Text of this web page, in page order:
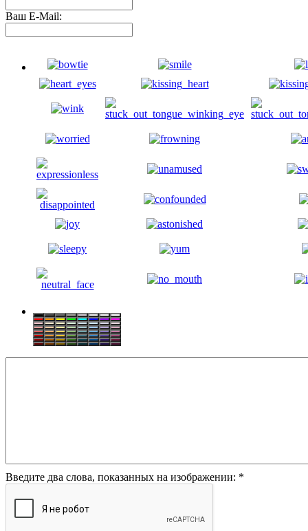
Ваш E-Mail:
Введите два слова, показанных на изображении: *